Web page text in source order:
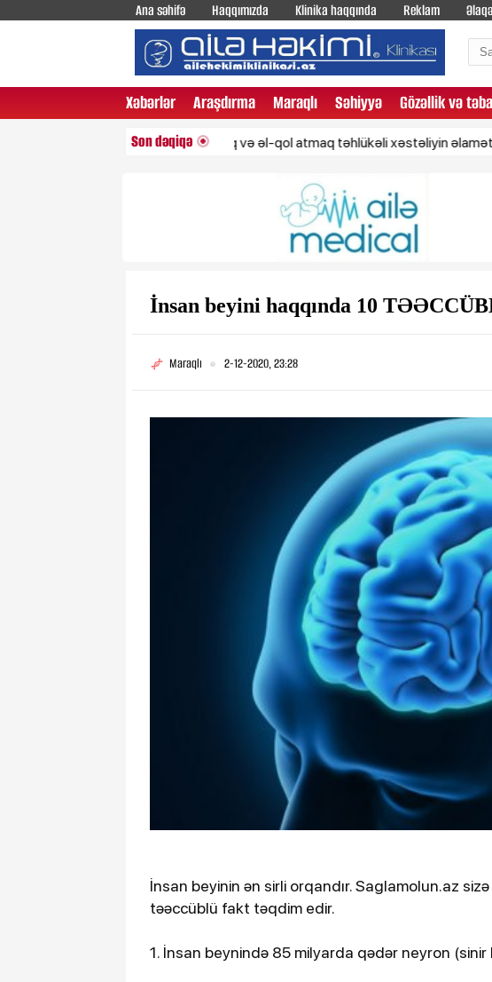
Ana səhifə Haqqımızda Klinika haqqında Reklam Əlaqə
Xəbərlər Araşdırma Maraqlı Səhiyyə Gözəllik və
Son dəqiqə
Gecələr çığırmaq və əl-qol atmaq təhlükəli xəstəliyin əlaməti ola bilər
İnsan beyini haqqında 10
Maraqlı 2-12-2020, 23:28
İnsan beyinin ən sirli orqandır. Saglamolun.az
təəccüblü fakt təqdim edir.
1. İnsan beynində 85 milyarda qədər neyron (sinir
İrandan Fars körfəzi
xəbərdarlıq: ABŞ hücum
enerji obyektləriniz